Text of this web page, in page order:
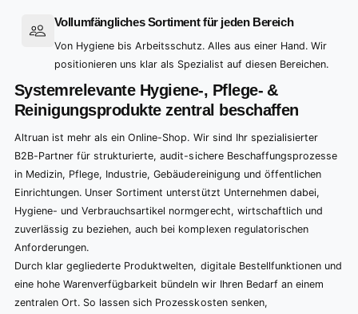
Vollumfängliches Sortiment für jeden Bereich
Von Hygiene bis Arbeitsschutz. Alles aus einer Hand. Wir
positionieren uns klar als Spezialist auf diesen Bereichen.
Systemrelevante Hygiene-, Pflege- &
Reinigungsprodukte zentral beschaffen
Altruan ist mehr als ein Online-Shop. Wir sind Ihr spezialisierter
B2B-Partner für strukturierte, audit-sichere Beschaffungsprozesse
in Medizin, Pflege, Industrie, Gebäudereinigung und öffentlichen
Einrichtungen. Unser Sortiment unterstützt Unternehmen dabei,
Hygiene- und Verbrauchsartikel normgerecht, wirtschaftlich und
zuverlässig zu beziehen, auch bei komplexen regulatorischen
Anforderungen.
Durch klar gegliederte Produktwelten, digitale Bestellfunktionen und
eine hohe Warenverfügbarkeit bündeln wir Ihren Bedarf an einem
zentralen Ort. So lassen sich Prozesskosten senken,